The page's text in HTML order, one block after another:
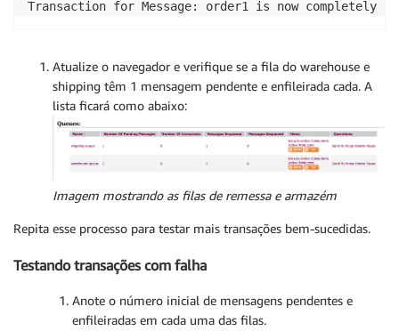
Atualize o navegador e verifique se a fila do warehouse e
shipping têm 1 mensagem pendente e enfileirada cada. A
lista ficará como abaixo:
Imagem mostrando as filas de remessa e armazém
Repita esse processo para testar mais transações bem-sucedidas.
Testando transações com falha
Anote o número inicial de mensagens pendentes e
enfileiradas em cada uma das filas.